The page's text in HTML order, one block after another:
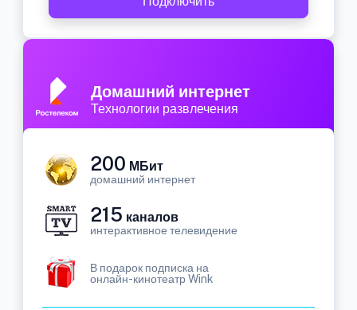
Домашний интернет
Технологии развлечения
200 МБит
домашний интернет
215 каналов
интерактивное телевидение
В подарок подписка на
онлайн-кинотеатр Wink